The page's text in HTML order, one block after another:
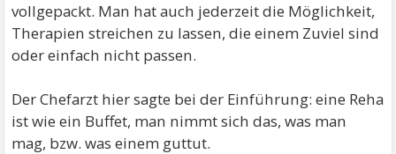
vollgepackt. Man hat auch jederzeit die Möglichkeit,
Therapien streichen zu lassen, die einem Zuviel sind
oder einfach nicht passen.
Der Chefarzt hier sagte bei der Einführung: eine Reha
ist wie ein Buffet, man nimmt sich das, was man
mag, bzw. was einem guttut.